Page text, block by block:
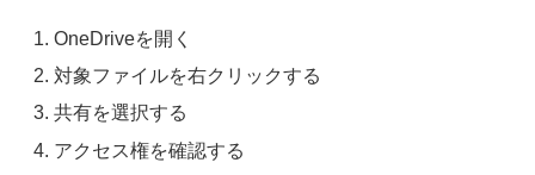
OneDriveを開く
対象ファイルを右クリックする
共有を選択する
アクセス権を確認する